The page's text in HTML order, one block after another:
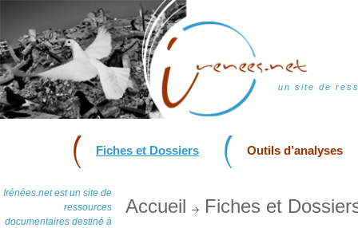
un site de
Fiches et Dossiers Outils d’analyses
Irénées.net est un site de
ressources
documentaires destiné à
Accueil Fiches et